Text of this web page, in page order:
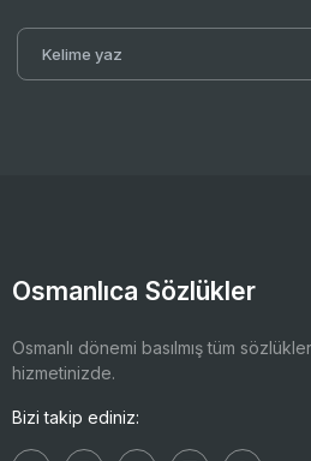
Osmanlıca Sözlükler
Osmanlı dönemi basılmış tüm
hizmetinizde.
Bizi takip ediniz: